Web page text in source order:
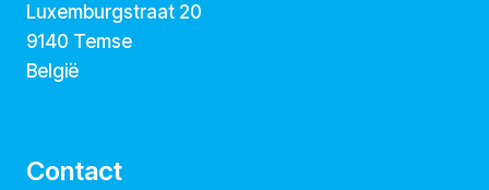
Luxemburgstraat 20
9140 Temse
België
Contact